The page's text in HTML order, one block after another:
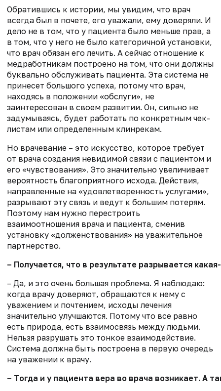
Обратившись к истории, мы увидим, что врач
всегда был в почете, его уважали, ему доверяли. И
дело не в том, что у пациента было меньше прав, а
в том, что у него не было категоричной установки,
что врач обязан его лечить. А сейчас отношение к
медработникам построено на том, что они должны
буквально обслуживать пациента. Эта система не
принесет большого успеха, потому что врач,
находясь в положении «обслуги», не
заинтересован в своем развитии. Он, сильно не
задумываясь, будет работать по конкретным чек-
листам или определенным клинрекам.
Но врачевание – это искусство, которое требует
от врача создания невидимой связи с пациентом и
его «чувствования». Это значительно увеличивает
вероятность благоприятного исхода. Действия,
направленные на «удовлетворенность услугами»,
разрывают эту связь и ведут к большим потерям.
Поэтому нам нужно перестроить
взаимоотношения врача и пациента, сменив
установку «долженствования» на уважительное
партнерство.
– Получается, что в результате разрывается
– Да, и это очень большая проблема. Я наблюдаю:
когда врачу доверяют, обращаются к нему с
уважением и почтением, исходы лечения
значительно улучшаются. Потому что все равно
есть природа, есть взаимосвязь между людьми.
Нельзя разрушать это тонкое взаимодействие.
Система должна быть построена в первую очередь
на уважении к врачу.
– Тогда и у пациента вера во врача возникает. А